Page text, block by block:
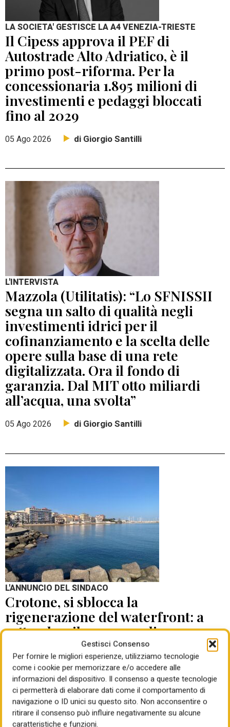
Gestisci Consenso
Per fornire le migliori esperienze, utilizziamo tecnologie
come i cookie per memorizzare e/o accedere alle
informazioni del dispositivo. Il consenso a queste tecnologie
ci permetterà di elaborare dati come il comportamento di
navigazione o ID unici su questo sito. Non acconsentire o
ritirare il consenso può influire negativamente su alcune
caratteristiche e funzioni.
LA SOCIETA' GESTISCE LA A4 VENEZIA-TRIESTE
Il Cipess approva il PEF di
Autostrade Alto Adriatico, è il
primo post-riforma. Per la
concessionaria 1.895 milioni di
investimenti e pedaggi bloccati
fino al 2029
05 Ago 2026 di Giorgio Santilli
L'INTERVISTA
Mazzola (Utilitatis): “Lo SFNISSII
segna un salto di qualità negli
investimenti idrici per il
cofinanziamento e la scelta delle
opere sulla base di una rete
digitalizzata. Ora il fondo di
garanzia. Dal MIT otto miliardi
all’acqua, una svolta”
05 Ago 2026 di Giorgio Santilli
L'ANNUNCIO DEL SINDACO
Crotone, si sblocca la
rigenerazione del waterfront: a
settembre il concorso di
progettazione
05 Ago 2026 di Mauro Giansante